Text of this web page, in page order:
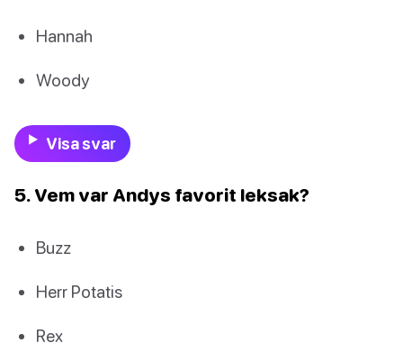
Hannah
Woody
Visa svar
5. Vem var Andys favorit leksak?
Buzz
Herr Potatis
Rex